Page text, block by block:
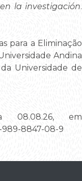
la investigación.
para a Eliminação
Andina
Universidade de
08.08.26, em
989-8847-08-9